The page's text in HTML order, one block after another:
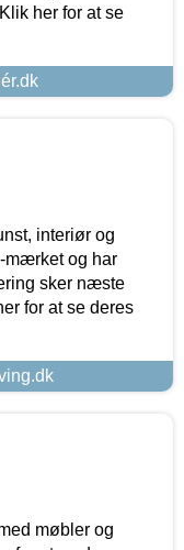
her for at se
interiør og
mærket og har
sker næste
for at se deres
møbler og